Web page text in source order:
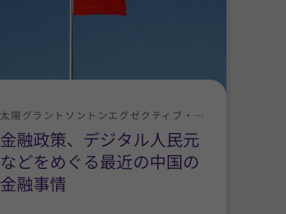
金融政策、デジタル人民元
などをめぐる最近の中国の
金融事情
太陽グラントソントンエグゼクティブ・ニュース